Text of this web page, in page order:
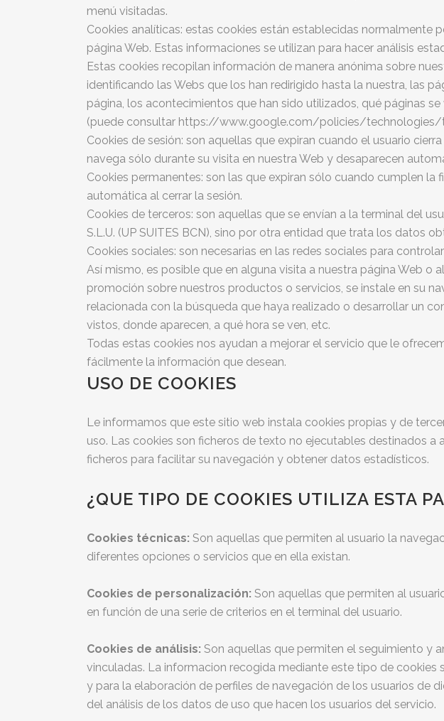
menú visitadas.
Cookies analíticas: estas cookies están establecidas normalmente
página Web. Estas informaciones se utilizan para hacer análisis
Estas cookies recopilan información de manera anónima sobre
identificando las Webs que los han redirigido hasta la nuestra, las
página, los acontecimientos que han sido utilizados, qué páginas se
(puede consultar https://www.google.com/policies/
Cookies de sesión: son aquellas que expiran cuando el usuario
navega sólo durante su visita en nuestra Web y desaparecen
Cookies permanentes: son las que expiran sólo cuando cumplen
automática al cerrar la sesión.
Cookies de terceros: son aquellas que se envían a la terminal del
S.L.U. (UP SUITES BCN), sino por otra entidad que trata los datos
Cookies sociales: son necesarias en las redes sociales para
Así mismo, es posible que en alguna visita a nuestra página Web o
promoción sobre nuestros productos o servicios, se instale en su
relacionada con la búsqueda que haya realizado o desarrollar un
vistos, donde aparecen, a qué hora se ven, etc.
Todas estas cookies nos ayudan a mejorar el servicio que le
fácilmente la información que desean.
USO DE COOKIES
Le informamos que este sitio web instala cookies propias y de
uso. Las cookies son ficheros de texto no ejecutables destinados
ficheros para facilitar su navegación y obtener datos estadísticos.
¿QUE TIPO DE COOKIES UTILIZA ESTA
Cookies técnicas: Son aquellas que permiten al usuario la
diferentes opciones o servicios que en ella existan.
Cookies de personalización: Son aquellas que permiten al
en función de una serie de criterios en el terminal del usuario.
Cookies de análisis: Son aquellas que permiten el seguimiento y
vinculadas. La informacion recogida mediante este tipo de
y para la elaboración de perfiles de navegación de los usuarios de
del análisis de los datos de uso que hacen los usuarios del servicio.